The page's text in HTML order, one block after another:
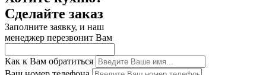
Сделайте заказ
Заполните заявку, и наш
менеджер перезвонит Вам
Как к Вам обратиться